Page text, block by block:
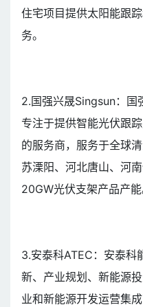
住宅项目提供太阳能跟
务。
2.国强兴晟Singsun：国
专注于提供智能光伏跟
的服务商，服务于全球
苏溧阳、河北唐山、河
20GW光伏支架产品产能
3.安泰科ATEC：安泰科
新、产业规划、新能源
业和新能源开发运营集